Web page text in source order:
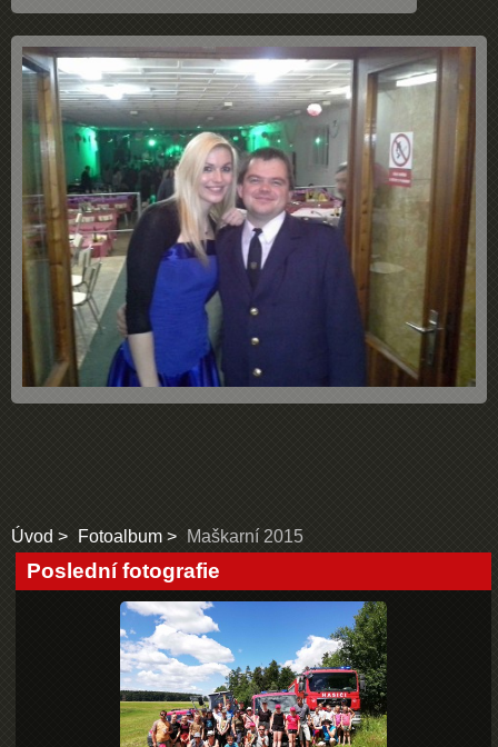
Úvod Fotoalbum Maškarní 2015
Poslední fotografie